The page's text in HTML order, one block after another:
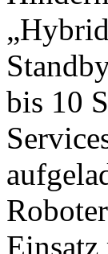
bis 10